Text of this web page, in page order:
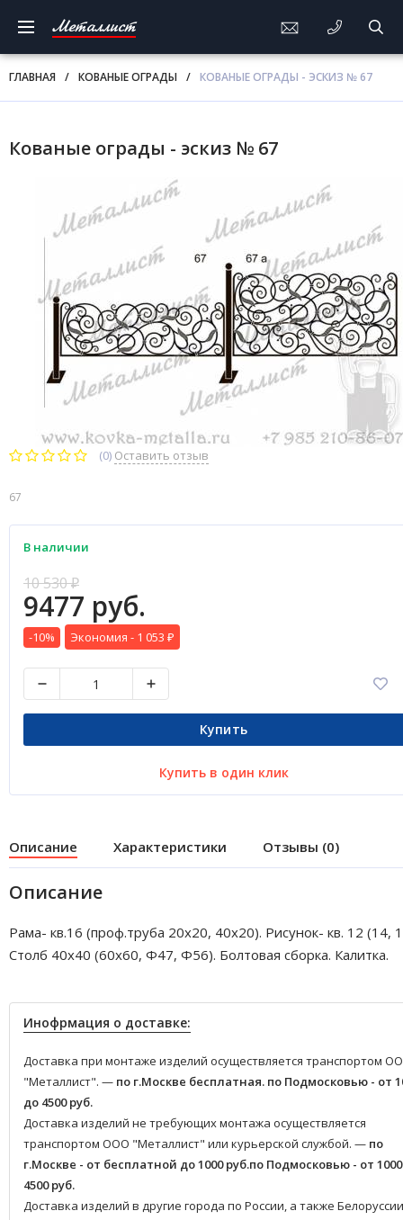
Металлист
ГЛАВНАЯ / КОВАНЫЕ ОГРАДЫ / КОВАНЫЕ ОГРАДЫ - ЭСКИЗ № 67
Кованые ограды - эскиз № 67
(0) Оставить отзыв
67
В наличии
10 530₽
9477 руб.
-10% Экономия - 1 053 ₽
Купить
Купить в один клик
Описание Характеристики Отзывы (0)
Описание
Рама- кв.16 (проф.труба 20х20, 40х20). Рисунок- кв. 12 (14,
Столб 40х40 (60х60, Ф47, Ф56). Болтовая сборка. Калитка.
Инофрмация о доставке:
Доставка при монтаже изделий осуществляется транспортом
"Металлист". — по г.Москве бесплатная. по Подмосковью - от
до 4500 руб.
Доставка изделий не требующих монтажа осуществляется
транспортом ООО "Металлист" или курьерской службой. — по
г.Москве - от бесплатной до 1000 руб.по Подмосковью - от
4500 руб.
Доставка изделий в другие города по России, а также